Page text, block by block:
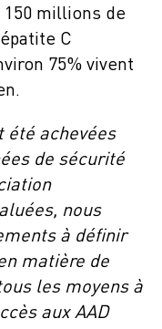
millions de
C
75% vivent
été achevées
de sécurité
nous
à définir
matière de
lesmoyens à
aux AAD